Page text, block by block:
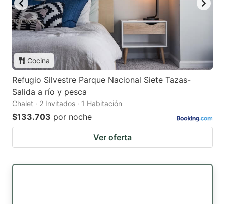
Cocina
Refugio Silvestre Parque Nacional Siete Tazas-
Salida a río y pesca
Chalet · 2 Invitados · 1 Habitación
$133.703 por noche
Ver oferta